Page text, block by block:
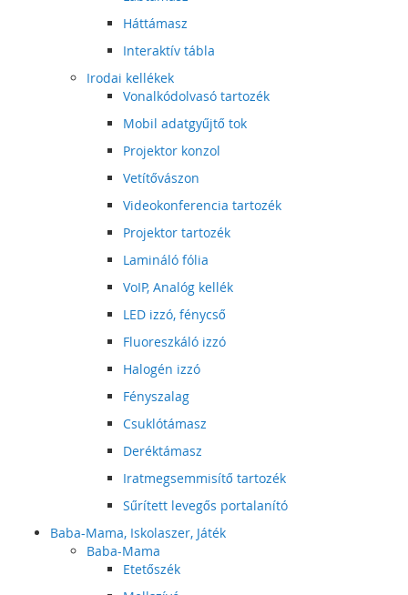
Háttámasz
Interaktív tábla
Irodai kellékek
Vonalkódolvasó tartozék
Mobil adatgyűjtő tok
Projektor konzol
Vetítővászon
Videokonferencia tartozék
Projektor tartozék
Lamináló fólia
VoIP, Analóg kellék
LED izzó, fénycső
Fluoreszkáló izzó
Halogén izzó
Fényszalag
Csuklótámasz
Deréktámasz
Iratmegsemmisítő tartozék
Sűrített levegős portalanító
Baba-Mama, Iskolaszer, Játék
Baba-Mama
Etetőszék